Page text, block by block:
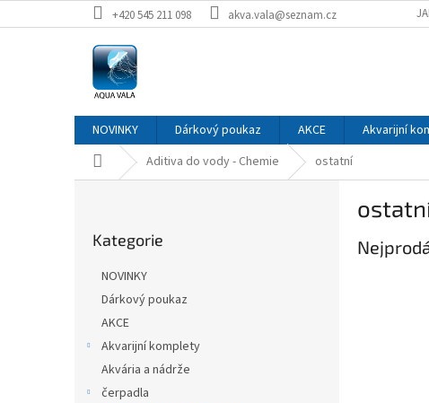
na
+420 545 211 098 akva.vala@seznam.cz
NOVINKY Dárkový poukaz AKCE Akvarijní
Domů Aditiva do vody - Chemie ostatní
kategorie
Kategorie
NOVINKY
Dárkový poukaz
AKCE
Akvarijní komplety
Akvária a nádrže
čerpadla